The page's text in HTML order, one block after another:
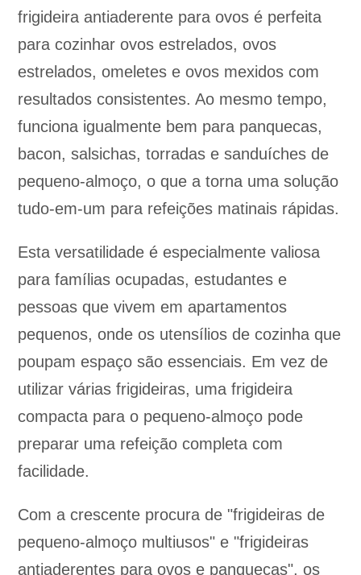
frigideira antiaderente para ovos é perfeita
para cozinhar ovos estrelados, ovos
estrelados, omeletes e ovos mexidos com
resultados consistentes. Ao mesmo tempo,
funciona igualmente bem para panquecas,
bacon, salsichas, torradas e sanduíches de
pequeno-almoço, o que a torna uma solução
tudo-em-um para refeições matinais rápidas.
Esta versatilidade é especialmente valiosa
para famílias ocupadas, estudantes e
pessoas que vivem em apartamentos
pequenos, onde os utensílios de cozinha que
poupam espaço são essenciais. Em vez de
utilizar várias frigideiras, uma frigideira
compacta para o pequeno-almoço pode
preparar uma refeição completa com
facilidade.
Com a crescente procura de "frigideiras de
pequeno-almoço multiusos" e "frigideiras
antiaderentes para ovos e panquecas", os